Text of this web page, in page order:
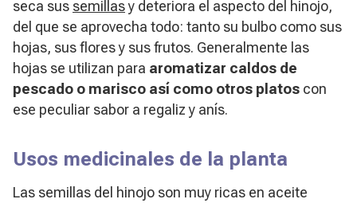
seca sus semillasy deteriora el aspecto del hinojo,
del que se aprovecha todo: tanto su bulbo como sus
hojas, sus flores y sus frutos. Generalmente las
hojas se utilizan para aromatizar caldos de
pescado o marisco así como otros platos con
ese peculiar sabor a regaliz y anís.
Usos medicinales de la planta
Las semillas del hinojo son muy ricas en aceite